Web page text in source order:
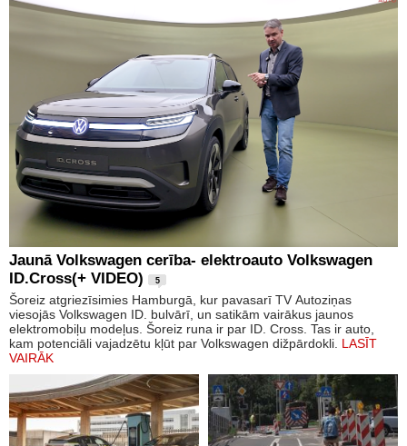
Jaunā Volkswagen cerība- elektroauto Volkswagen
ID.Cross(+ VIDEO)
5
Šoreiz atgriezīsimies Hamburgā, kur pavasarī TV Autoziņas
viesojās Volkswagen ID. bulvārī, un satikām vairākus jaunos
elektromobiļu modeļus. Šoreiz runa ir par ID. Cross. Tas ir auto,
kam potenciāli vajadzētu kļūt par Volkswagen dižpārdokli. LASĪT
VAIRĀK